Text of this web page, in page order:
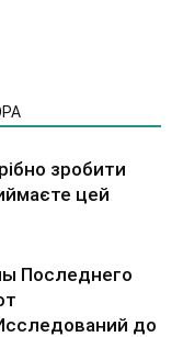
зробити
цей
Последнего
до